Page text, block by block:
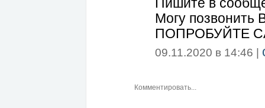
Пишите в
Могу позвонить
ПОПРОБУЙТЕ
09.11.2020 в 14:46 |